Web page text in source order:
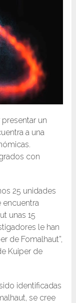
un
a una
con
25 unidades
encuentra
​unas 15
le han
de Fomalhaut”,
Kuiper de
identificadas
se cree